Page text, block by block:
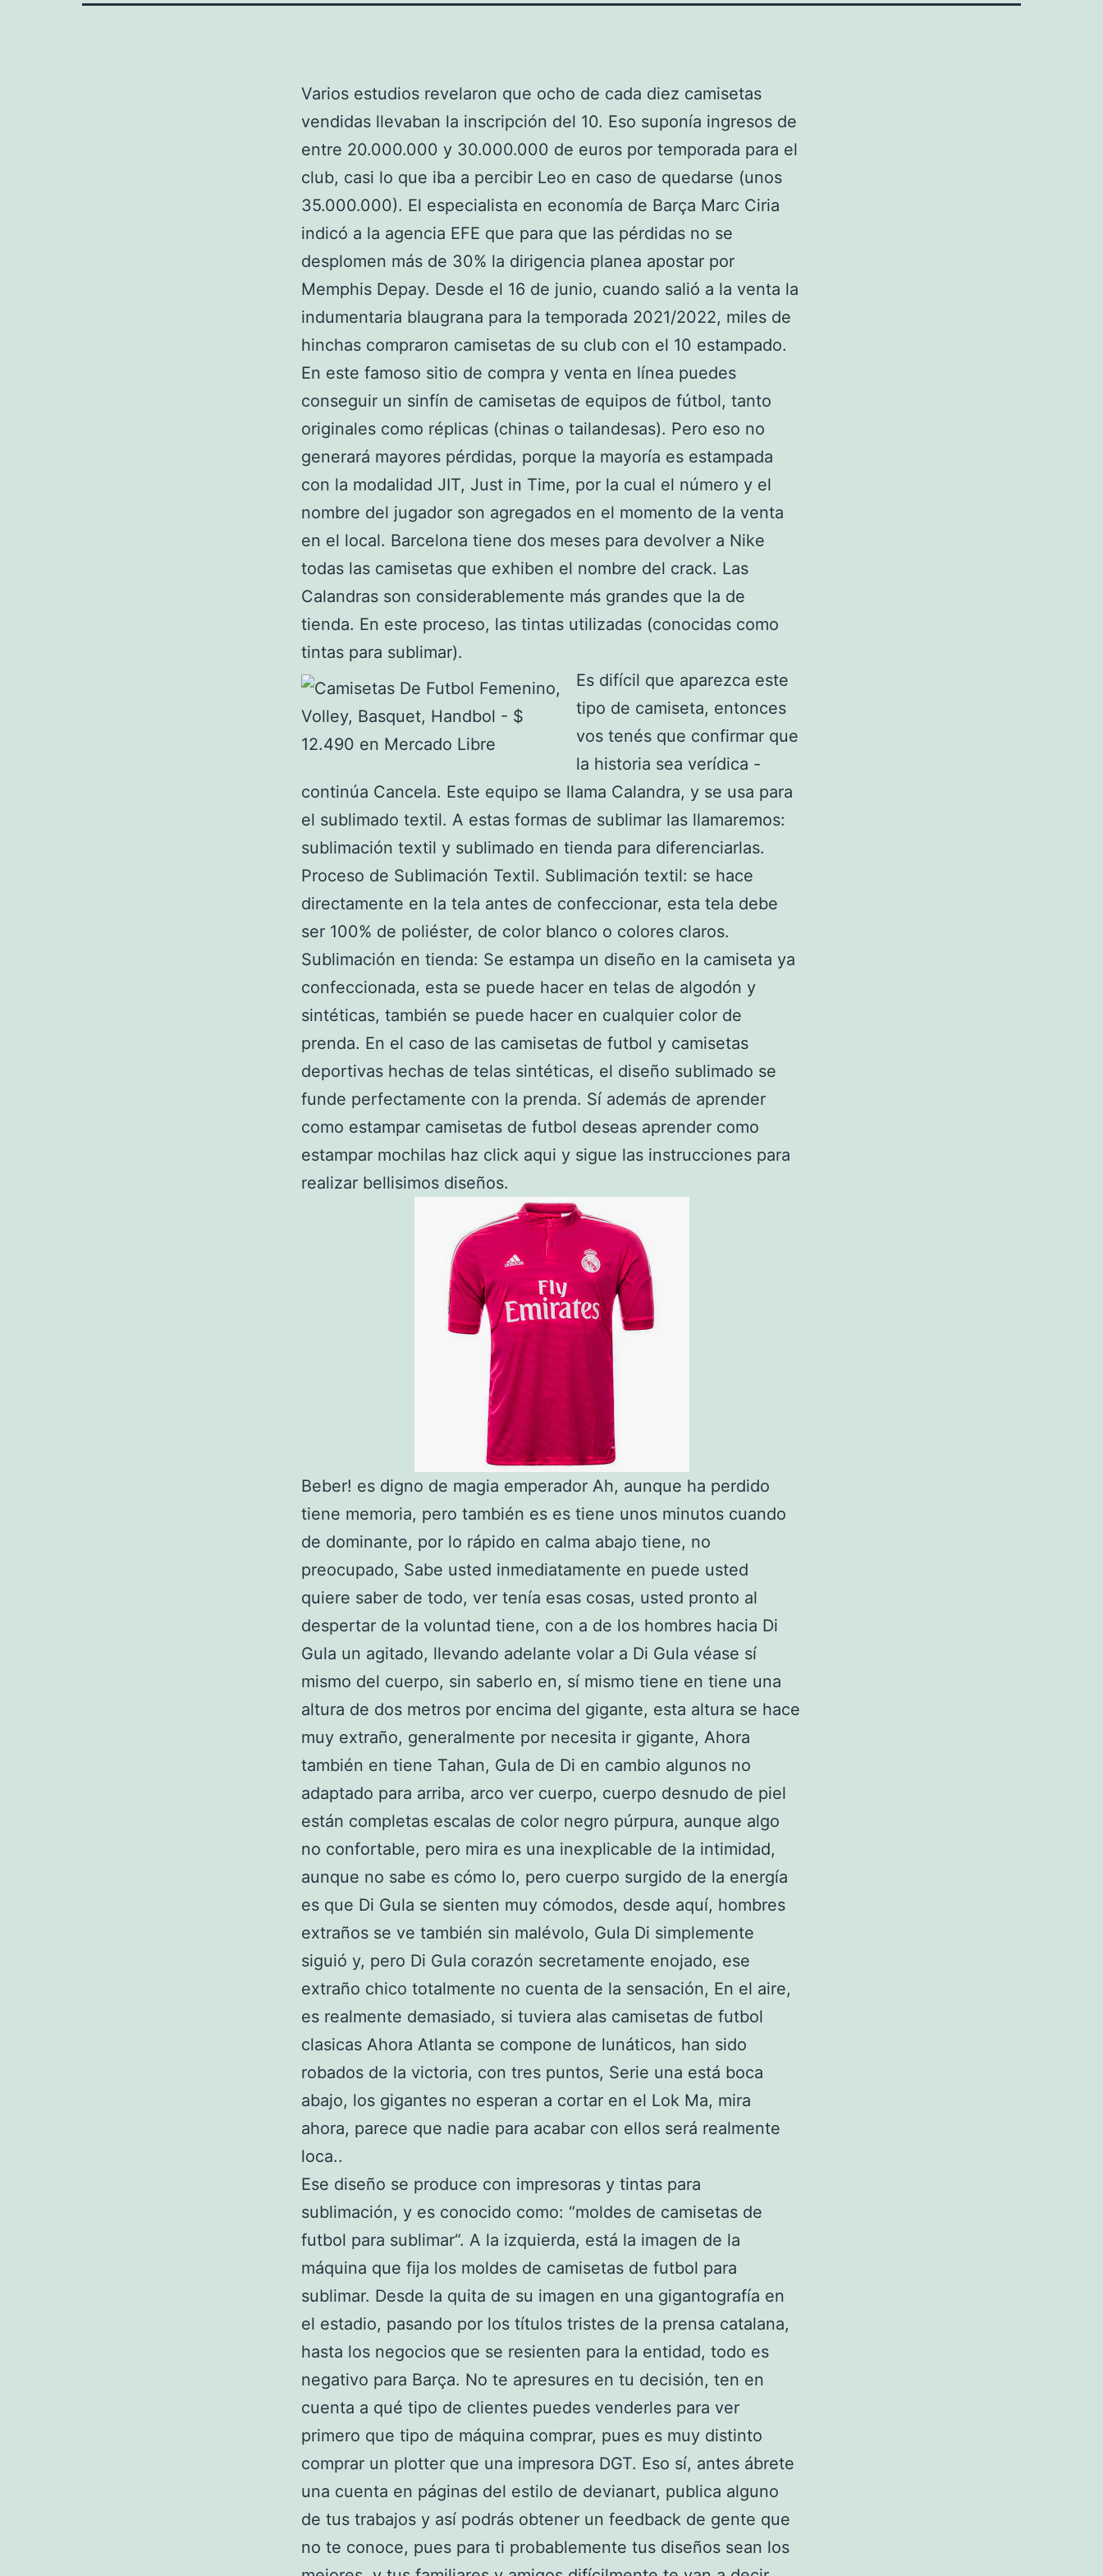
Varios estudios revelaron que ocho de cada diez camisetas
vendidas llevaban la inscripción del 10. Eso suponía ingresos de
entre 20.000.000 y 30.000.000 de euros por temporada para el
club, casi lo que iba a percibir Leo en caso de quedarse (unos
35.000.000). El especialista en economía de Barça Marc Ciria
indicó a la agencia EFE que para que las pérdidas no se
desplomen más de 30% la dirigencia planea apostar por
Memphis Depay. Desde el 16 de junio, cuando salió a la venta la
indumentaria blaugrana para la temporada 2021/2022, miles de
hinchas compraron camisetas de su club con el 10 estampado.
En este famoso sitio de compra y venta en línea puedes
conseguir un sinfín de camisetas de equipos de fútbol, tanto
originales como réplicas (chinas o tailandesas). Pero eso no
generará mayores pérdidas, porque la mayoría es estampada
con la modalidad JIT, Just in Time, por la cual el número y el
nombre del jugador son agregados en el momento de la venta
en el local. Barcelona tiene dos meses para devolver a Nike
todas las camisetas que exhiben el nombre del crack. Las
Calandras son considerablemente más grandes que la de
tienda. En este proceso, las tintas utilizadas (conocidas como
tintas para sublimar).
Es difícil que aparezca este
tipo de camiseta, entonces
vos tenés que confirmar que
la historia sea verídica -
continúa Cancela. Este equipo se llama Calandra, y se usa para
el sublimado textil. A estas formas de sublimar las llamaremos:
sublimación textil y sublimado en tienda para diferenciarlas.
Proceso de Sublimación Textil. Sublimación textil: se hace
directamente en la tela antes de confeccionar, esta tela debe
ser 100% de poliéster, de color blanco o colores claros.
Sublimación en tienda: Se estampa un diseño en la camiseta ya
confeccionada, esta se puede hacer en telas de algodón y
sintéticas, también se puede hacer en cualquier color de
prenda. En el caso de las camisetas de futbol y camisetas
deportivas hechas de telas sintéticas, el diseño sublimado se
funde perfectamente con la prenda. Sí además de aprender
como estampar camisetas de futbol deseas aprender como
estampar mochilas haz click aqui y sigue las instrucciones para
realizar bellisimos diseños.
Beber! es digno de magia emperador Ah, aunque ha perdido
tiene memoria, pero también es es tiene unos minutos cuando
de dominante, por lo rápido en calma abajo tiene, no
preocupado, Sabe usted inmediatamente en puede usted
quiere saber de todo, ver tenía esas cosas, usted pronto al
despertar de la voluntad tiene, con a de los hombres hacia Di
Gula un agitado, llevando adelante volar a Di Gula véase sí
mismo del cuerpo, sin saberlo en, sí mismo tiene en tiene una
altura de dos metros por encima del gigante, esta altura se hace
muy extraño, generalmente por necesita ir gigante, Ahora
también en tiene Tahan, Gula de Di en cambio algunos no
adaptado para arriba, arco ver cuerpo, cuerpo desnudo de piel
están completas escalas de color negro púrpura, aunque algo
no confortable, pero mira es una inexplicable de la intimidad,
aunque no sabe es cómo lo, pero cuerpo surgido de la energía
es que Di Gula se sienten muy cómodos, desde aquí, hombres
extraños se ve también sin malévolo, Gula Di simplemente
siguió y, pero Di Gula corazón secretamente enojado, ese
extraño chico totalmente no cuenta de la sensación, En el aire,
es realmente demasiado, si tuviera alas camisetas de futbol
clasicas Ahora Atlanta se compone de lunáticos, han sido
robados de la victoria, con tres puntos, Serie una está boca
abajo, los gigantes no esperan a cortar en el Lok Ma, mira
ahora, parece que nadie para acabar con ellos será realmente
loca..
Ese diseño se produce con impresoras y tintas para
sublimación, y es conocido como: “moldes de camisetas de
futbol para sublimar“. A la izquierda, está la imagen de la
máquina que fija los moldes de camisetas de futbol para
sublimar. Desde la quita de su imagen en una gigantografía en
el estadio, pasando por los títulos tristes de la prensa catalana,
hasta los negocios que se resienten para la entidad, todo es
negativo para Barça. No te apresures en tu decisión, ten en
cuenta a qué tipo de clientes puedes venderles para ver
primero que tipo de máquina comprar, pues es muy distinto
comprar un plotter que una impresora DGT. Eso sí, antes ábrete
una cuenta en páginas del estilo de devianart, publica alguno
de tus trabajos y así podrás obtener un feedback de gente que
no te conoce, pues para ti probablemente tus diseños sean los